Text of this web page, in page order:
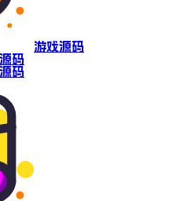
游戏源码
码
码